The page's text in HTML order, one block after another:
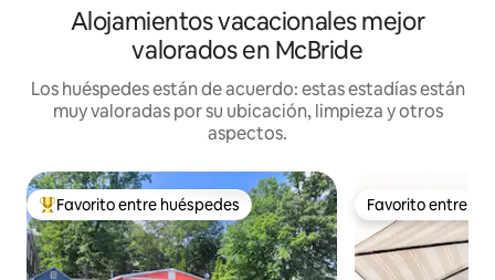
Alojamientos vacacionales mejor
valorados en McBride
Los huéspedes están de acuerdo: estas estadías están
muy valoradas por su ubicación, limpieza y otros
aspectos.
Favorito entre huéspedes preferido
Favorito entre huéspedes Favorito entre
Favorito entre